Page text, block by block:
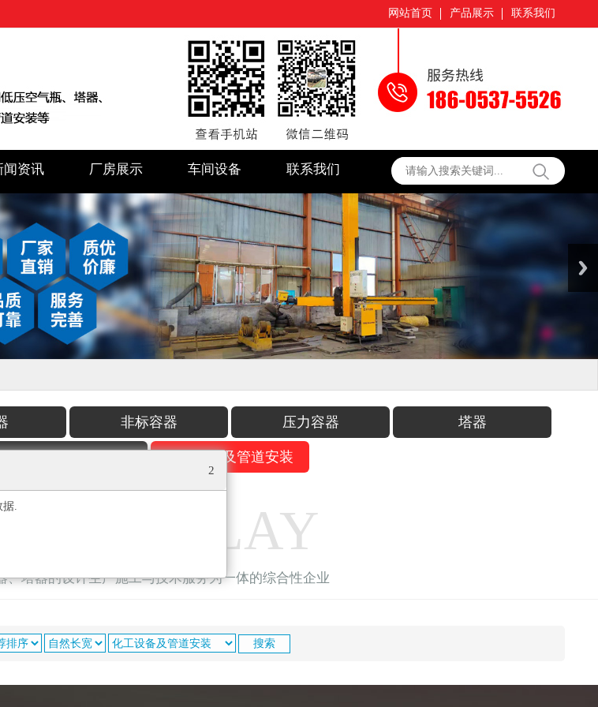
网站首页 产品展示 联系我们
闻资讯 厂房展示 车间设备 联系我们
非标容器 压力容器 塔器
化工设备及管道安装
DISPLAY
、塔器的设计生产施工与技术服务为一体的综合性企业
1
据.